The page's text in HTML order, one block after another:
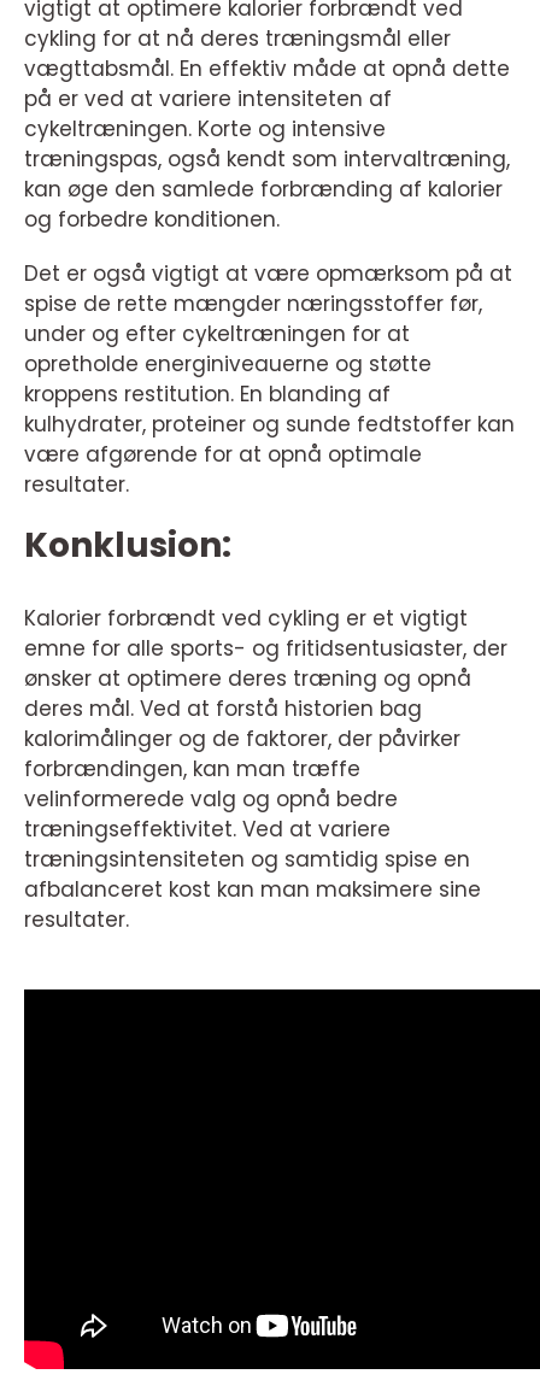
vigtigt at optimere kalorier forbrændt ved
cykling for at nå deres træningsmål eller
vægttabsmål. En effektiv måde at opnå dette
på er ved at variere intensiteten af
cykeltræningen. Korte og intensive
træningspas, også kendt som intervaltræning,
kan øge den samlede forbrænding af kalorier
og forbedre konditionen.
Det er også vigtigt at være opmærksom på at
spise de rette mængder næringsstoffer før,
under og efter cykeltræningen for at
opretholde energiniveauerne og støtte
kroppens restitution. En blanding af
kulhydrater, proteiner og sunde fedtstoffer kan
være afgørende for at opnå optimale
resultater.
Konklusion:
Kalorier forbrændt ved cykling er et vigtigt
emne for alle sports- og fritidsentusiaster, der
ønsker at optimere deres træning og opnå
deres mål. Ved at forstå historien bag
kalorimålinger og de faktorer, der påvirker
forbrændingen, kan man træffe
velinformerede valg og opnå bedre
træningseffektivitet. Ved at variere
træningsintensiteten og samtidig spise en
afbalanceret kost kan man maksimere sine
resultater.